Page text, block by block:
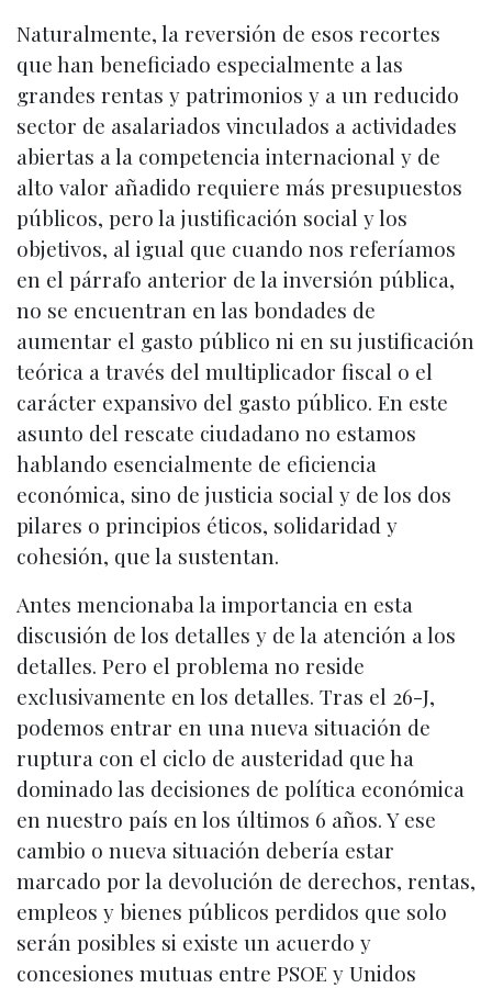
Naturalmente, la reversión de esos recortes
que han beneficiado especialmente a las
grandes rentas y patrimonios y a un reducido
sector de asalariados vinculados a actividades
abiertas a la competencia internacional y de
alto valor añadido requiere más presupuestos
públicos, pero la justificación social y los
objetivos, al igual que cuando nos referíamos
en el párrafo anterior de la inversión pública,
no se encuentran en las bondades de
aumentar el gasto público ni en su justificación
teórica a través del multiplicador fiscal o el
carácter expansivo del gasto público. En este
asunto del rescate ciudadano no estamos
hablando esencialmente de eficiencia
económica, sino de justicia social y de los dos
pilares o principios éticos, solidaridad y
cohesión, que la sustentan.
Antes mencionaba la importancia en esta
discusión de los detalles y de la atención a los
detalles. Pero el problema no reside
exclusivamente en los detalles. Tras el 26-J,
podemos entrar en una nueva situación de
ruptura con el ciclo de austeridad que ha
dominado las decisiones de política económica
en nuestro país en los últimos 6 años. Y ese
cambio o nueva situación debería estar
marcado por la devolución de derechos, rentas,
empleos y bienes públicos perdidos que solo
serán posibles si existe un acuerdo y
concesiones mutuas entre PSOE y Unidos